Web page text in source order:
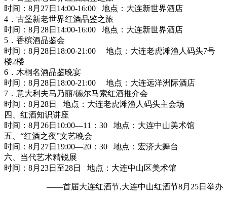
时间：8月27日14:00-16:00 地点：大连新世界酒店
4．古堡新老世界红酒品鉴之旅
时间：8月28日14:00-16:00 地点：大连新世界酒店
5．香槟酒品鉴会
时间：8月28日18:00-21:00 地点：大连老虎滩渔人码头7号
楼2楼
6．木桐名酒品鉴晚宴
时间：8月28日18:00-21:00 地点：大连远洋洲际酒店
7．意大利夫马乃丽/德尔马索红酒推介会
时间：8月28日 地点：大连老虎滩渔人码头主会场
四、红酒知识讲座
时间：8月26日10:00—11：30 地点：大连中山美术馆
五、“红酒之夜”文艺晚会
时间：8月27日19:00—20：30 地点：宏济大舞台
六、当代艺术精锐展
时间：8月23日至28日 地点：大连中山区美术馆
——首届大连红酒节,大连中山红酒节8月25日举办